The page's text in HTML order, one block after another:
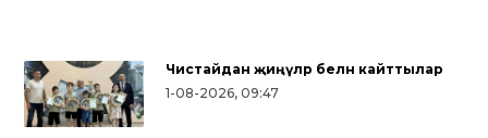
Чистайдан җиңүләр белән кайттылар
1-08-2026, 09:47